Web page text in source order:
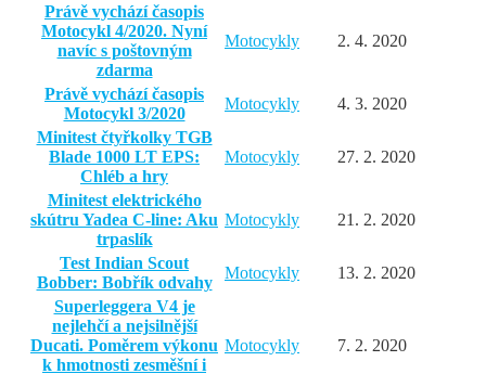
Právě vychází časopis
Motocykl 4/2020. Nyní
navíc s poštovným
zdarma
Motocykly 2. 4. 2020
Právě vychází časopis
Motocykl 3/2020
Motocykly
4. 3. 2020
Minitest čtyřkolky TGB
Blade 1000 LT EPS:
Chléb a hry
Motocykly 27. 2. 2020
Minitest elektrického
skútru Yadea C-line: Aku
trpaslík
Motocykly 21. 2. 2020
Test Indian Scout
Bobber: Bobřík odvahy
Motocykly
13. 2. 2020
Superleggera V4 je
nejlehčí a nejsilnější
Ducati. Poměrem výkonu
k hmotnosti zesměšní i
Motocykly 7. 2. 2020